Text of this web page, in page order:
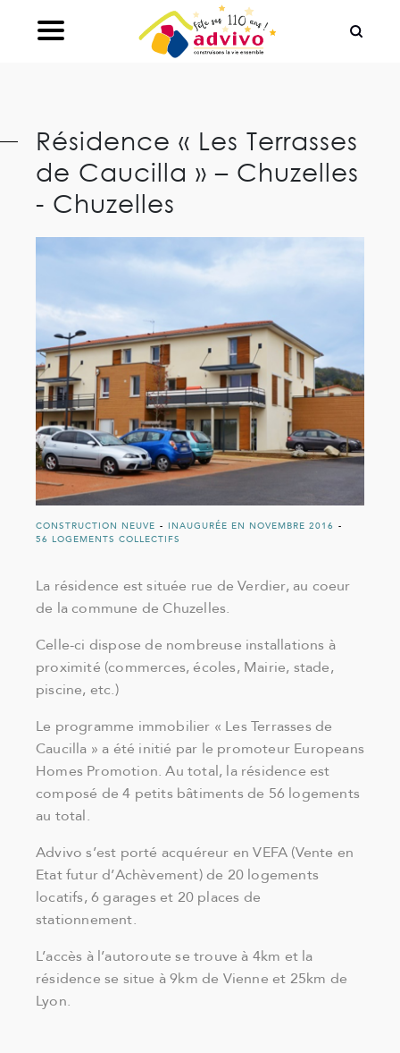
Résidence « Les Terrasses
de Caucilla » – Chuzelles
- Chuzelles
CONSTRUCTION NEUVE - INAUGURÉE EN NOVEMBRE 2016 -
56 LOGEMENTS COLLECTIFS
La résidence est située rue de Verdier, au coeur
de la commune de Chuzelles.
Celle-ci dispose de nombreuse installations à
proximité (commerces, écoles, Mairie, stade,
piscine, etc.)
Le programme immobilier « Les Terrasses de
Caucilla » a été initié par le promoteur Europeans
Homes Promotion. Au total, la résidence est
composé de 4 petits bâtiments de 56 logements
au total.
Advivo s’est porté acquéreur en VEFA (Vente en
Etat futur d’Achèvement) de 20 logements
locatifs, 6 garages et 20 places de
stationnement.
L’accès à l’autoroute se trouve à 4km et la
résidence se situe à 9km de Vienne et 25km de
Lyon.